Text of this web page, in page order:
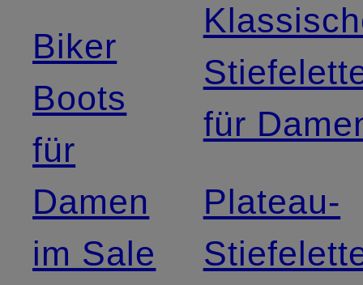
Biker
Boots
für
Damen
im Sale
für
Plateau-